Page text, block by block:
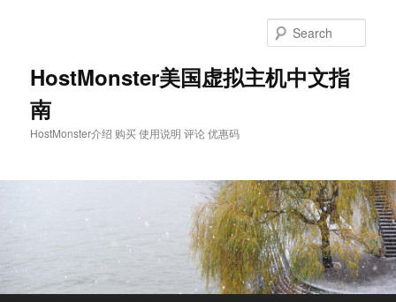
HostMonster美国虚拟主机中文指
南
HostMonster介绍 购买 使用说明 评论 优惠码